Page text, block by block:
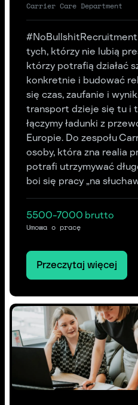
Carrier Care Department
tych, którzy nie lubią
którzy potrafią działać
konkretnie i budować
się czas, zaufanie i
transport dzieje się tu i
łączymy ładunki z
Europie. Do zespołu
osoby, która zna realia
potrafi utrzymywać
boi się pracy „na
5500-7000 brutto
Umowa o pracę
Przeczytaj więcej